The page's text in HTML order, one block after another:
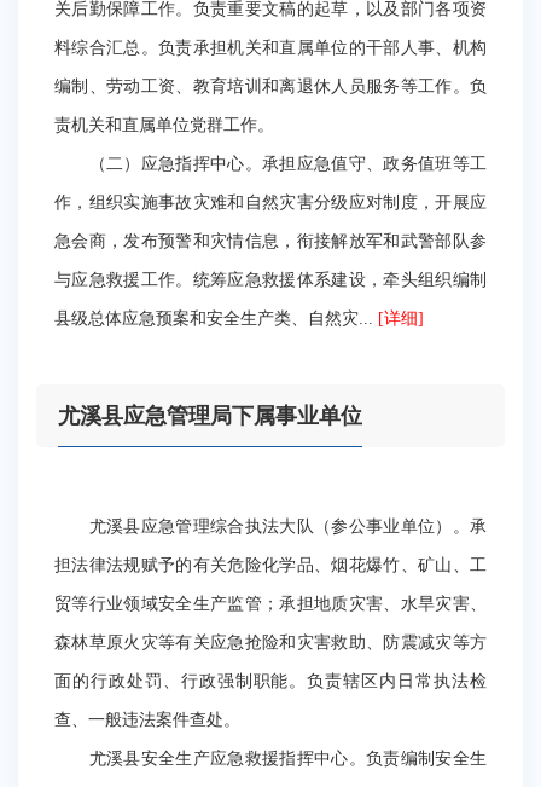
关后勤保障工作。负责重要文稿的起草，以及部门各项资
料综合汇总。负责承担机关和直属单位的干部人事、机构
编制、劳动工资、教育培训和离退休人员服务等工作。负
责机关和直属单位党群工作。
（二）应急指挥中心。承担应急值守、政务值班等工
作，组织实施事故灾难和自然灾害分级应对制度，开展应
急会商，发布预警和灾情信息，衔接解放军和武警部队参
与应急救援工作。统筹应急救援体系建设，牵头组织编制
县级总体应急预案和安全生产类、自然灾... [详细]
尤溪县应急管理局下属事业单位
尤溪县应急管理综合执法大队（参公事业单位）。承
担法律法规赋予的有关危险化学品、烟花爆竹、矿山、工
贸等行业领域安全生产监管；承担地质灾害、水旱灾害、
森林草原火灾等有关应急抢险和灾害救助、防震减灾等方
面的行政处罚、行政强制职能。负责辖区内日常执法检
查、一般违法案件查处。
尤溪县安全生产应急救援指挥中心。负责编制安全生